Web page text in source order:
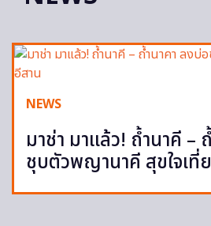
NEWS
มาช่า มาแล้ว! ถ้ำนาคี –
ชุบตัวพญานาคี สุขใจเที่